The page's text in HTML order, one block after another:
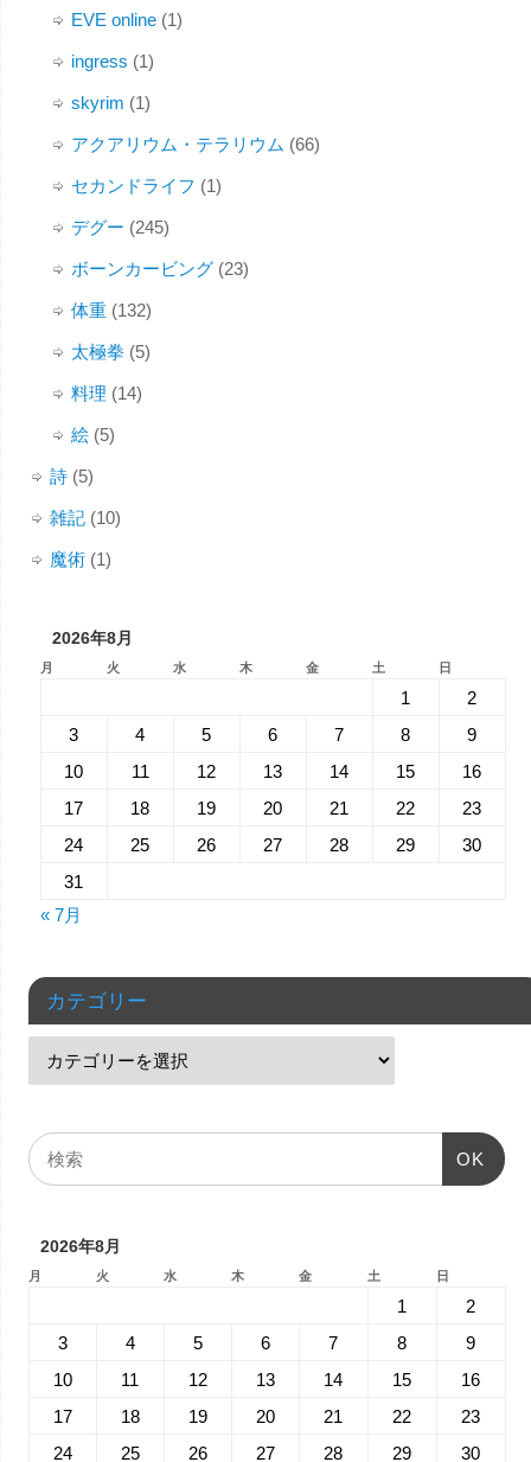
EVE online(1)
ingress (1)
skyrim (1)
アクアリウム・テラリウム (66)
セカンドライフ (1)
デグー (245)
ボーンカービング(23)
体重(132)
太極拳 (5)
料理 (14)
絵(5)
詩(5)
雑記(10)
魔術(1)
2026年8月
月 火 水 木 金 土 日
1
2
3
4 5 6 7 8
9
10
11 12 13 14 15
16
17
18 19 20 21 22
23
24
25 26 27 28 29
30
31
« 7月
カテゴリー
OK
2026年8月
月 火 水 木 金 土 日
1
2
3
4 5 6 7 8
9
10
11 12 13 14 15
16
17
18 19 20 21 22
23
24
25 26 27 28 29 30